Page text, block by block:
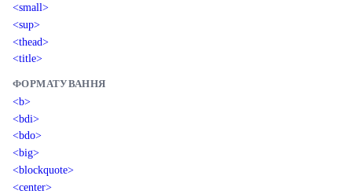
<small>
<sup>
<thead>
<title>
ФОРМАТУВАННЯ
<b>
<bdi>
<bdo>
<big>
<blockquote>
<center>